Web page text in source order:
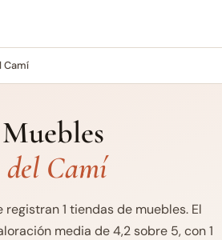
Camí
Camí
registran 1 tiendas de muebles. El
media de 4,2 sobre 5, con 1